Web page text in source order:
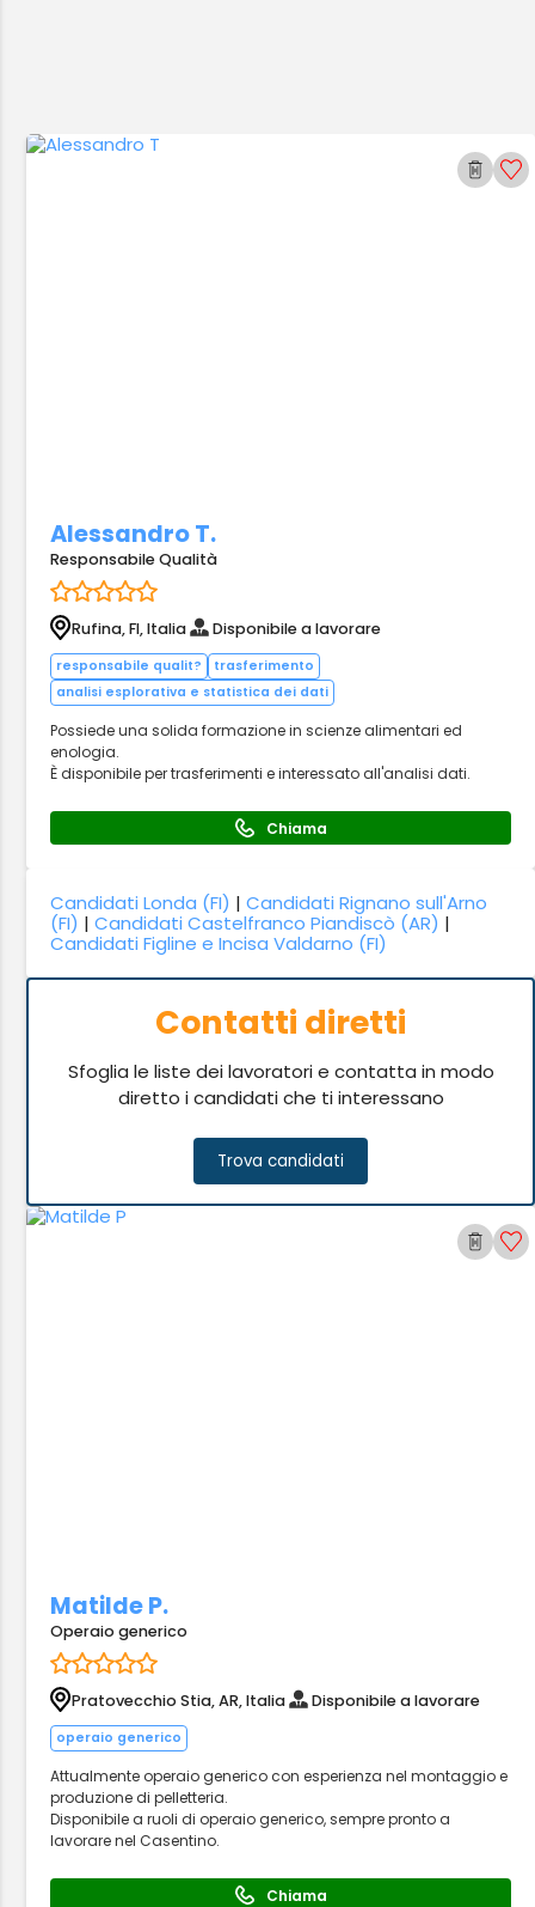
Alessandro T.
Responsabile Qualità
Rufina, FI, Italia Disponibile a lavorare
responsabile qualit?
trasferimento
analisi esplorativa e statistica dei dati
Possiede una solida formazione in scienze alimentari ed
enologia.
È disponibile per trasferimenti e interessato all'analisi dati.
Chiama
Candidati Londa (FI) |Candidati Rignano sull'Arno
(FI) |Candidati Castelfranco Piandiscò (AR) |
Candidati Figline e Incisa Valdarno (FI)
Contatti diretti
Sfoglia le liste dei lavoratori e contatta in modo
diretto i candidati che ti interessano
Trova candidati
Matilde P.
Operaio generico
Pratovecchio Stia, AR, Italia Disponibile a lavorare
operaio generico
Attualmente operaio generico con esperienza nel montaggio e
produzione di pelletteria.
Disponibile a ruoli di operaio generico, sempre pronto a
lavorare nel Casentino.
Chiama